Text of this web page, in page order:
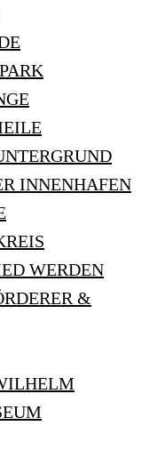
INNENHAFEN
WERDEN
&